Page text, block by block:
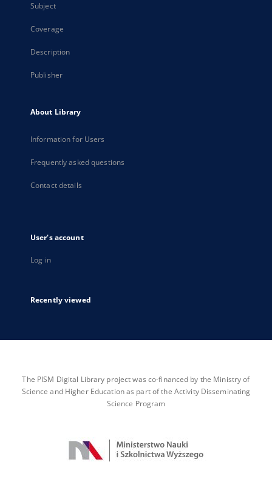
Subject
Coverage
Description
Publisher
About Library
Information for Users
Frequently asked questions
Contact details
User's account
Log in
Recently viewed
The PISM Digital Library project was co-financed by the Ministry of
Science and Higher Education as part of the Activity Disseminating
Science Program